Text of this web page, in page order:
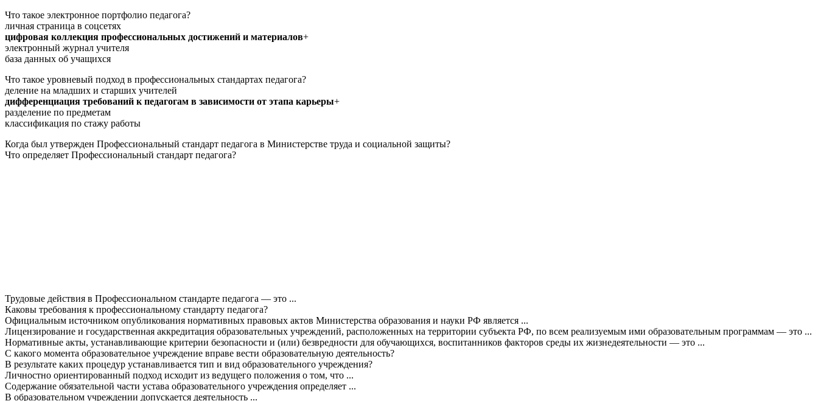
Что такое электронное портфолио педагога?
личная страница в соцсетях
цифровая коллекция профессиональных достижений и материалов+
электронный журнал учителя
база данных об учащихся
Что такое уровневый подход в профессиональных стандартах педагога?
деление на младших и старших учителей
дифференциация требований к педагогам в зависимости от этапа карьеры+
разделение по предметам
классификация по стажу работы
Когда был утвержден Профессиональный стандарт педагога в Министерстве труда и социальной защиты?
Что определяет Профессиональный стандарт педагога?
Трудовые действия в Профессиональном стандарте педагога — это ...
Каковы требования к профессиональному стандарту педагога?
Официальным источником опубликования нормативных правовых актов Министерства образования и науки РФ является ...
Лицензирование и государственная аккредитация образовательных учреждений, расположенных на территории субъекта РФ, по всем реализуемым ими образовательным программам — это ...
Нормативные акты, устанавливающие критерии безопасности и (или) безвредности для обучающихся, воспитанников факторов среды их жизнедеятельности — это ...
С какого момента образовательное учреждение вправе вести образовательную деятельность?
В результате каких процедур устанавливается тип и вид образовательного учреждения?
Личностно ориентированный подход исходит из ведущего положения о том, что ...
Содержание обязательной части устава образовательного учреждения определяет ...
В образовательном учреждении допускается деятельность ...